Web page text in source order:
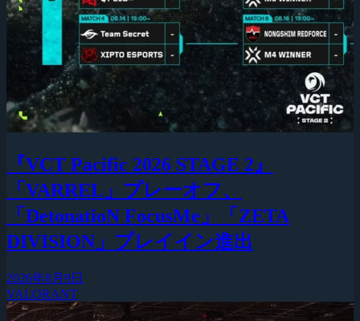
『VCT Pacific 2026 STAGE 2』
「VARREL」プレーオフ、
「DetonatioN FocusMe」「ZETA
DIVISION」プレイイン進出
2026年8月9日
VALORANT